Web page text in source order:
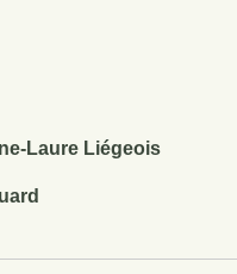
Laure Liégeois